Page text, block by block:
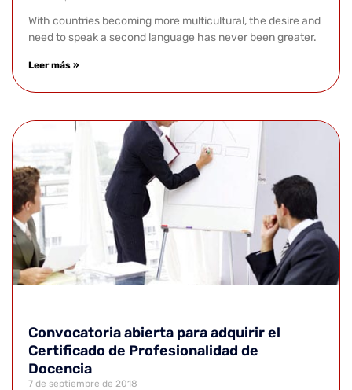
With countries becoming more multicultural, the desire and
need to speak a second language has never been greater.
Leer más »
Convocatoria abierta para adquirir el
Certificado de Profesionalidad de
Docencia
7 de septiembre de 2018